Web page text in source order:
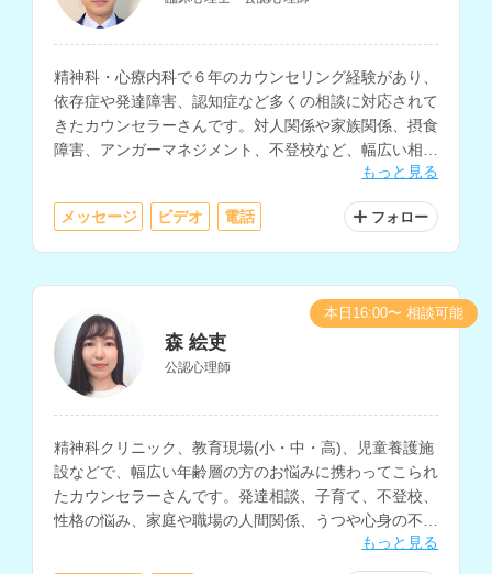
精神科・心療内科で６年のカウンセリング経験があり、
依存症や発達障害、認知症など多くの相談に対応されて
きたカウンセラーさんです。対人関係や家族関係、摂食
障害、アンガーマネジメント、不登校など、幅広い相談
もっと見る
メッセージ ビデオ 電話 フォロー
森 絵吏
公認心理師
精神科クリニック、教育現場(小・中・高)、児童養護施
設などで、幅広い年齢層の方のお悩みに携わってこられ
たカウンセラーさんです。発達相談、子育て、不登校、
性格の悩み、家庭や職場の人間関係、うつや心身の不
調、自己理解や生きにくさ等に関する相談を多く経験さ
もっと見る
本日16:00〜 相談可能